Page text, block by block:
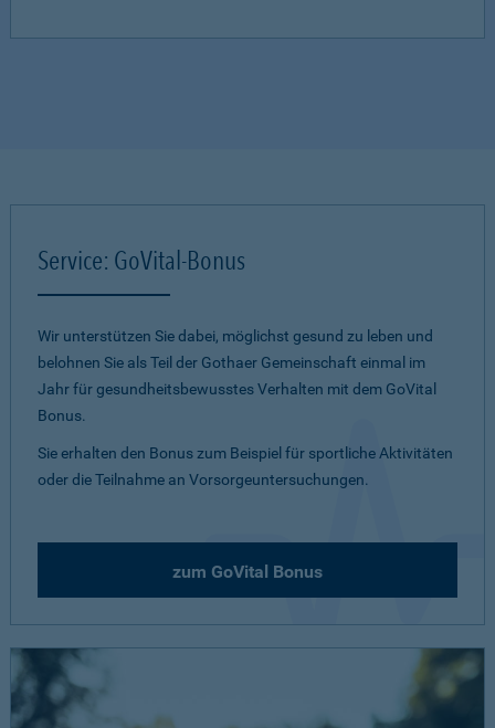
Service: GoVital-Bonus
Wir unterstützen Sie dabei, möglichst gesund zu leben und
belohnen Sie als Teil der Gothaer Gemeinschaft einmal im
Jahr für gesundheitsbewusstes Verhalten mit dem GoVital
Bonus.
Sie erhalten den Bonus zum Beispiel für sportliche Aktivitäten
oder die Teilnahme an Vorsorgeuntersuchungen.
zum GoVital Bonus